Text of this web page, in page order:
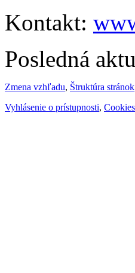
Kontakt:
Posledná
Zmena vzhľadu, Štruktúra stránok
Vyhlásenie o prístupnosti, Cookies